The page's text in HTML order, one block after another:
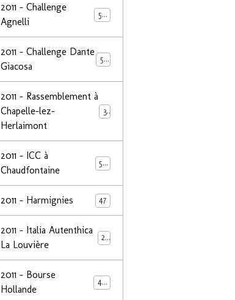
2011 - Challenge
Agnelli
50
2011 - Challenge Dante
Giacosa
50
2011 - Rassemblement à
Chapelle-lez-
Herlaimont
32
2011 - ICC à
Chaudfontaine
50
2011 - Harmignies 47
2011 - Italia Autenthica
La Louvière
23
2011 - Bourse
Hollande
40